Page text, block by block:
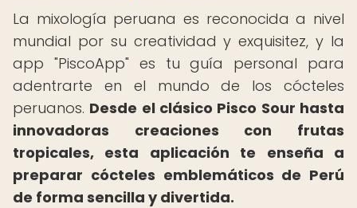
La mixología peruana es reconocida a nivel
mundial por su creatividad y exquisitez, y la
app "PiscoApp" es tu guía personal para
adentrarte en el mundo de los cócteles
peruanos. Desde el clásico Pisco Sour hasta
innovadoras creaciones con frutas
tropicales, esta aplicación te enseña a
preparar cócteles emblemáticos de Perú
de forma sencilla y divertida.